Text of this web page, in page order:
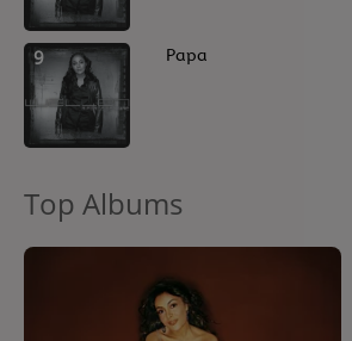
9 Papa
Top Albums